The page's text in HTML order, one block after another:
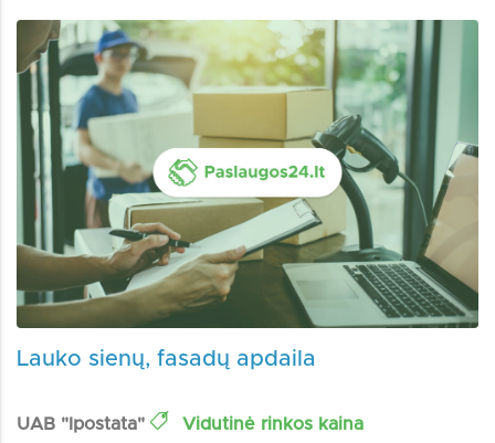
Lauko sienų, fasadų apdaila
UAB "Ipostata" Vidutinė rinkos kaina